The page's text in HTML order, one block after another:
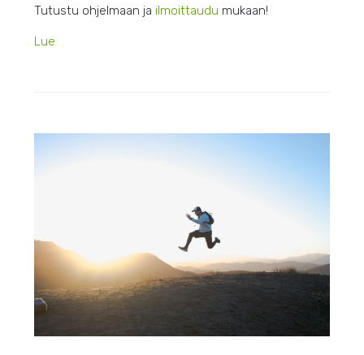
Tutustu ohjelmaan ja ilmoittaudu mukaan!
Lue